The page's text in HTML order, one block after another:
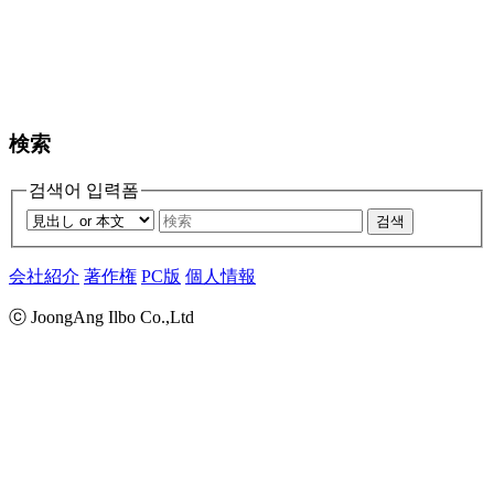
検索
검색어 입력폼
검색
会社紹介 著作権 PC版 個人情報
ⓒ JoongAng Ilbo Co.,Ltd